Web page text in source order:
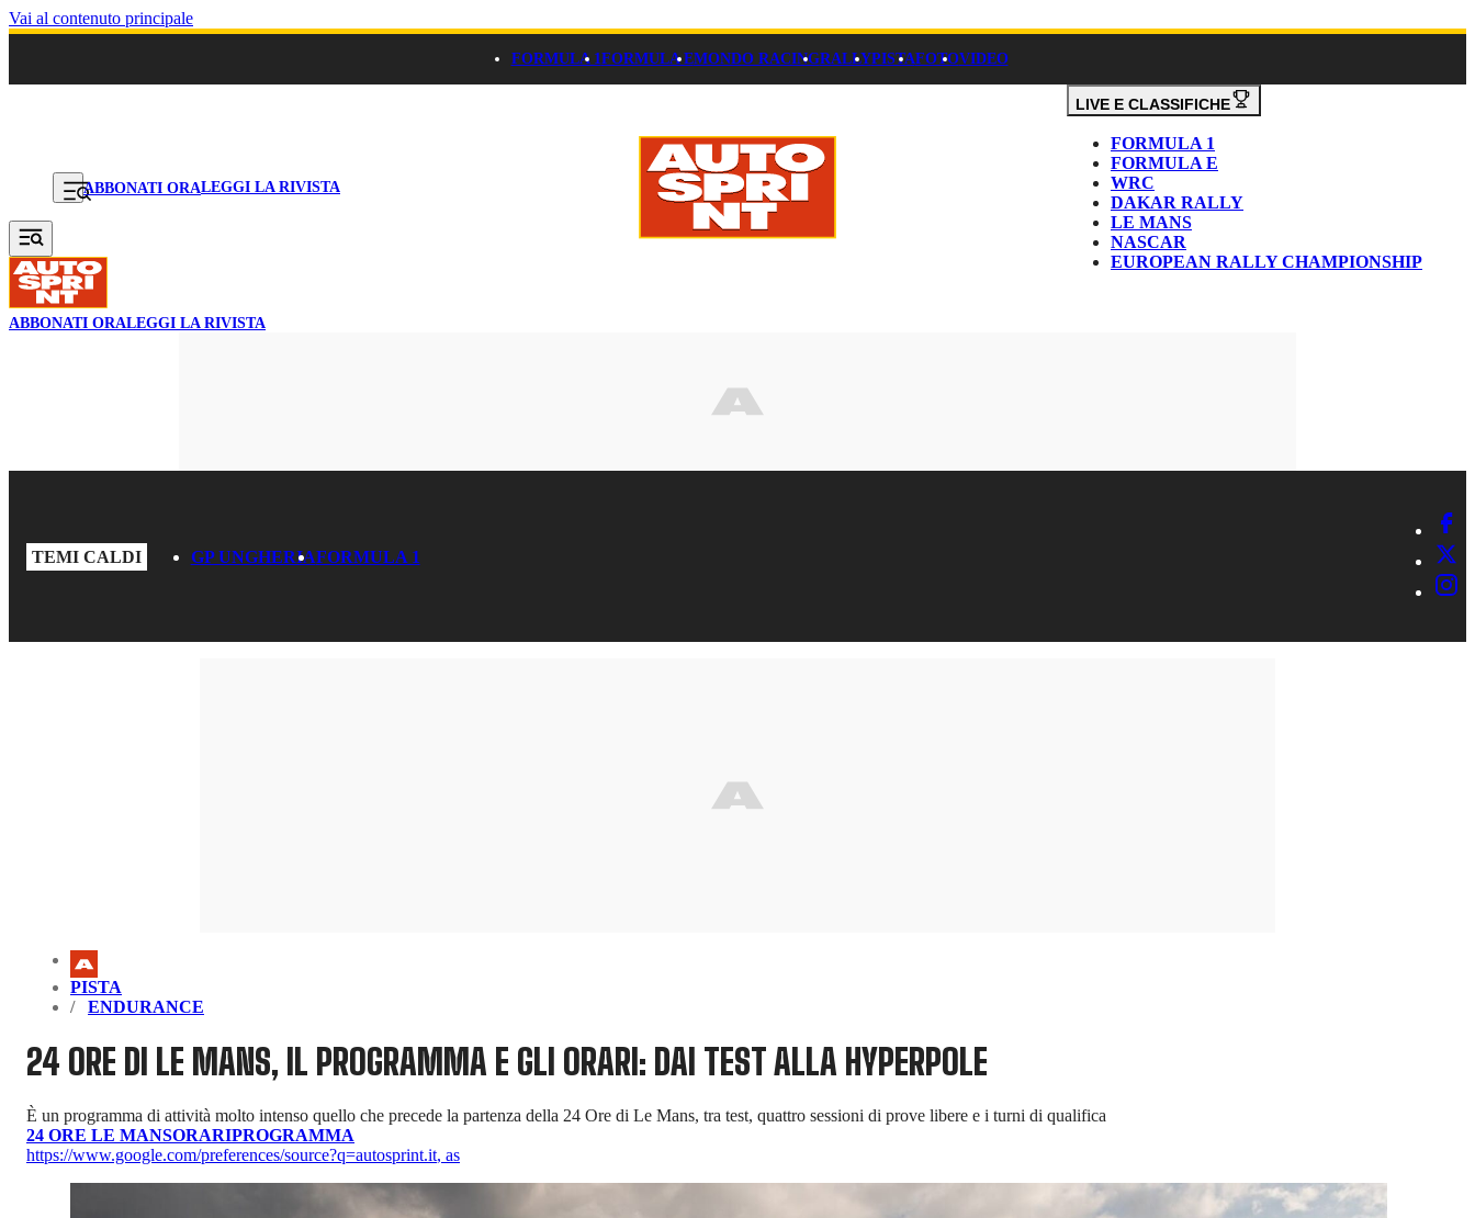
Vai al contenuto principale
FORMULA 1FORMULA EMONDO RACINGRALLYPISTAFOTOVIDEO
ABBONATI ORALEGGI LA RIVISTA
LIVE E CLASSIFICHE
FORMULA 1
FORMULA E
WRC
DAKAR RALLY
LE MANS
NASCAR
EUROPEAN RALLY CHAMPIONSHIP
ABBONATI ORALEGGI LA RIVISTA
TEMI CALDI GP UNGHERIAFORMULA 1
PISTA
ENDURANCE
24 ORE DI LE MANS, IL PROGRAMMA E GLI ORARI: DAI TEST ALLA HYPERPOLE
È un programma di attività molto intenso quello che precede la partenza della 24 Ore di Le Mans, tra test, quattro sessioni di prove libere e i turni di qualifica
24 ORE LE MANSORARIPROGRAMMA
https://www.google.com/preferences/source?q=autosprint.it, as